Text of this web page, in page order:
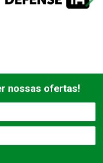
nossas ofertas!